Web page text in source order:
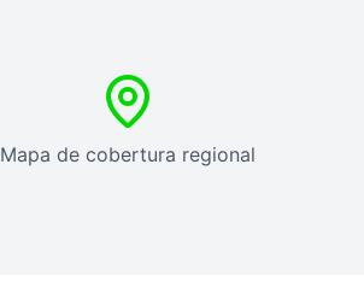
Mapa de cobertura regional